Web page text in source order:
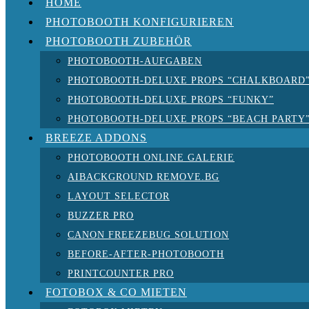
HOME
PHOTOBOOTH KONFIGURIEREN
PHOTOBOOTH ZUBEHÖR
PHOTOBOOTH-AUFGABEN
PHOTOBOOTH-DELUXE PROPS
PHOTOBOOTH-DELUXE PROPS “FUNKY”
PHOTOBOOTH-DELUXE PROPS “BEACH
BREEZE ADDONS
PHOTOBOOTH ONLINE GALERIE
AIBACKGROUND REMOVE.BG
LAYOUT SELECTOR
BUZZER PRO
CANON FREEZEBUG SOLUTION
BEFORE-AFTER-PHOTOBOOTH
PRINTCOUNTER PRO
FOTOBOX & CO MIETEN